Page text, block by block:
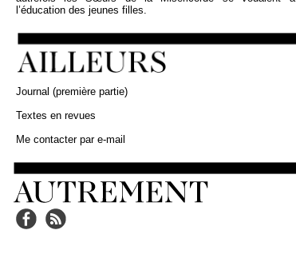
l’éducation des jeunes filles.
Journal (première partie)
Textes en revues
Me contacter par e-mail